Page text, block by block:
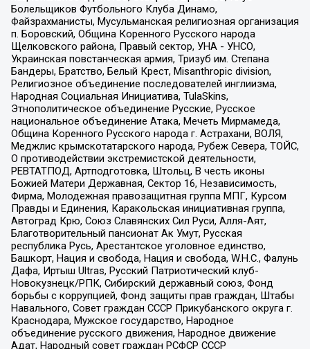
Болельщиков Футбольного Клуба Динамо,
Файзрахманисты, Мусульманская религиозная организация
п. Боровский, Община Коренного Русского народа
Щелковского района, Правый сектор, УНА - УНСО,
Украинская повстанческая армия, Тризуб им. Степана
Бандеры, Братство, Белый Крест, Misanthropic division,
Религиозное объединение последователей инглиизма,
Народная Социальная Инициатива, TulaSkins,
Этнополитическое объединение Русские, Русское
национальное объединение Атака, Мечеть Мирмамеда,
Община Коренного Русского народа г. Астрахани, ВОЛЯ,
Меджлис крымскотатарского народа, Рубеж Севера, ТОЙС,
О противодействии экстремистской деятельности,
РЕВТАТПОД, Артподготовка, Штольц, В честь иконы
Божией Матери Державная, Сектор 16, Независимость,
Фирма, Молодежная правозащитная группа МПГ, Курсом
Правды и Единения, Каракольская инициативная группа,
Автоград Крю, Союз Славянских Сил Руси, Алля-Аят,
Благотворительный пансионат Ак Умут, Русская
республика Русь, Арестантское уголовное единство,
Башкорт, Нация и свобода, Нация и свобода, W.H.С., Фалунь
Дафа, Иртыш Ultras, Русский Патриотический клуб-
Новокузнецк/РПК, Сибирский державный союз, Фонд
борьбы с коррупцией, Фонд защиты прав граждан, Штабы
Навального, Совет граждан СССР Прикубанского округа г.
Краснодара, Мужское государство, Народное
объединение русского движения, Народное движение
Адат, Народный совет граждан РСФСР СССР